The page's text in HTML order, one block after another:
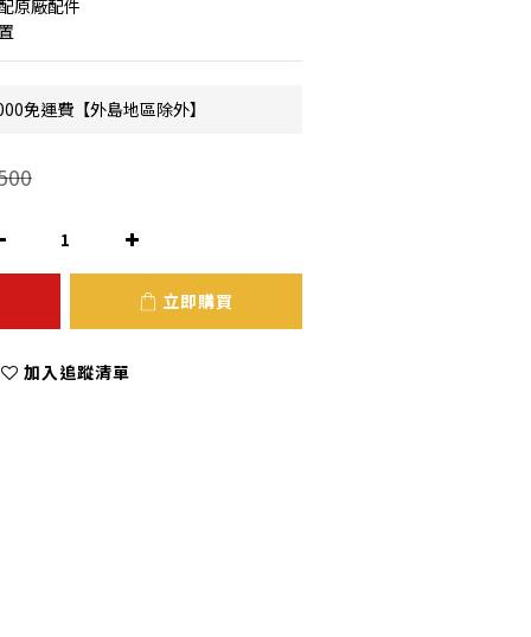
原廠配件
免運費【外島地區除外】
立即購買
加入追蹤清單